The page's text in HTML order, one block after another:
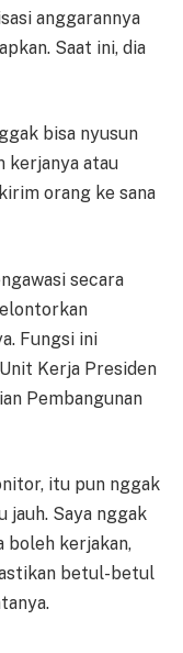
anggarannya
Saat ini, dia
bisa nyusun
kerjanya atau
orang ke sana
secara
Fungsi ini
Kerja Presiden
Pembangunan
itu pun nggak
jauh. Saya nggak
boleh kerjakan,
betul-betul